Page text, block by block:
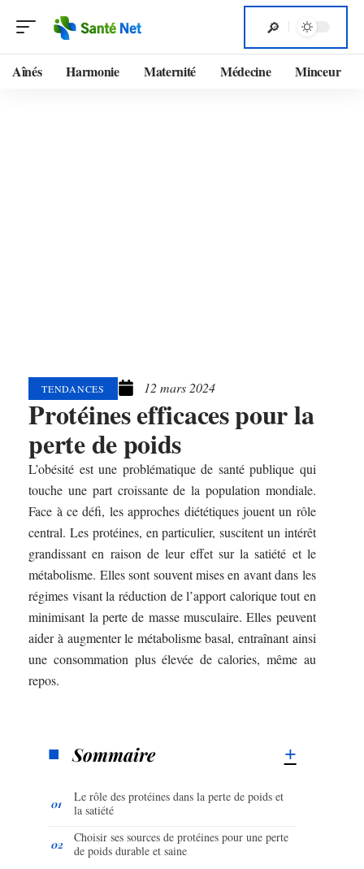
Aînés Harmonie Maternité Médecine Minceur
TENDANCES 12 mars 2024
Protéines efficaces pour la
perte de poids
L’obésité est une problématique de santé publique qui
touche une part croissante de la population mondiale.
Face à ce défi, les approches diététiques jouent un rôle
central. Les protéines, en particulier, suscitent un intérêt
grandissant en raison de leur effet sur la satiété et le
métabolisme. Elles sont souvent mises en avant dans les
régimes visant la réduction de l’apport calorique tout en
minimisant la perte de masse musculaire. Elles peuvent
aider à augmenter le métabolisme basal, entraînant ainsi
une consommation plus élevée de calories, même au
repos.
Sommaire
Le rôle des protéines dans la perte de poids et
la satiété
Choisir ses sources de protéines pour une perte
de poids durable et saine